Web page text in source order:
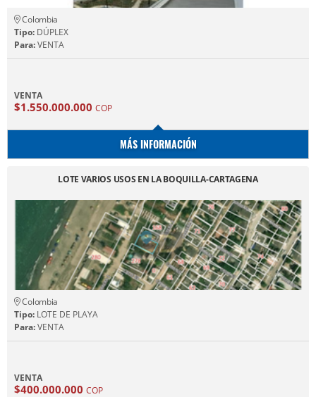
Colombia
Tipo: DÚPLEX
Para:VENTA
VENTA
$1.550.000.000 COP
MÁS INFORMACIÓN
LOTE VARIOS USOS EN LA BOQUILLA-CARTAGENA
Colombia
Tipo: LOTE DE PLAYA
Para:VENTA
VENTA
$400.000.000 COP